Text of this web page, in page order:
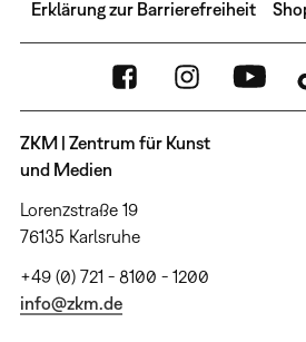
Erklärung zur Barrierefreiheit
ZKM | Zentrum für Kunst
und Medien
Lorenzstraße 19
76135 Karlsruhe
+49 (0) 721 - 8100 - 1200
info@zkm.de